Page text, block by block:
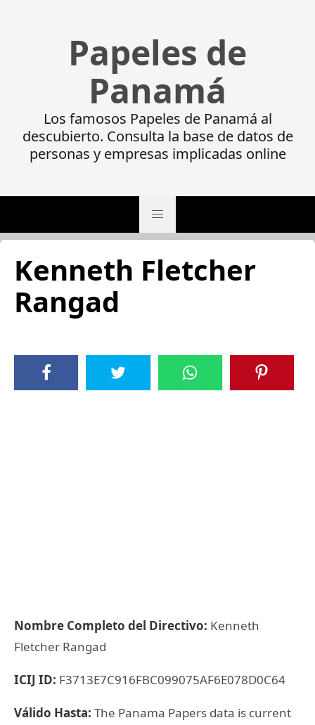
Papeles de
Panamá
Los famosos Papeles de Panamá al
descubierto. Consulta la base de datos de
personas y empresas implicadas online
Kenneth Fletcher
Rangad
Nombre Completo del Directivo: Kenneth
Fletcher Rangad
ICIJ ID: F3713E7C916FBC099075AF6E078D0C64
Válido Hasta: The Panama Papers data is current